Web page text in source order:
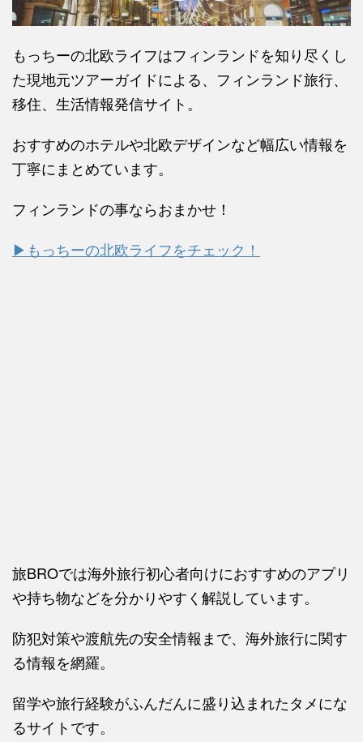
もっちーの北欧ライフはフィンランドを知り尽くし
た現地元ツアーガイドによる、フィンランド旅行、
移住、生活情報発信サイト。
おすすめのホテルや北欧デザインなど幅広い情報を
丁寧にまとめています。
フィンランドの事ならおまかせ！
▶もっちーの北欧ライフをチェック！
旅BROでは海外旅行初心者向けにおすすめのアプリ
や持ち物などを分かりやすく解説しています。
防犯対策や渡航先の安全情報まで、海外旅行に関す
る情報を網羅。
留学や旅行経験がふんだんに盛り込まれたタメにな
るサイトです。